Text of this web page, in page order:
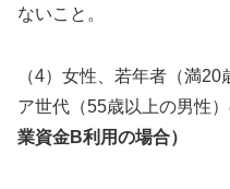
ないこと。
（4）女性、若年者（満
ア世代（55歳以上の男性
業資金B利用の場合）